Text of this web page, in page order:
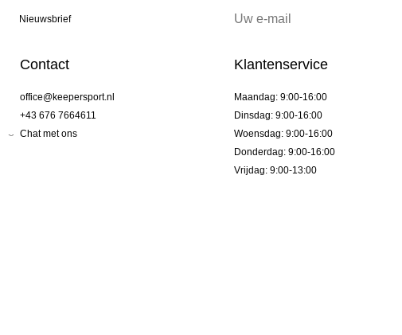
Nieuwsbrief
Contact
office@keepersport.nl
+43 676 7664611
Chat met ons
Klantenservice
Maandag: 9:00-16:00
Dinsdag: 9:00-16:00
Woensdag: 9:00-16:00
Donderdag: 9:00-16:00
Vrijdag: 9:00-13:00